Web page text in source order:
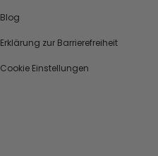
Blog
Erklärung zur Barrierefreiheit
Cookie Einstellungen